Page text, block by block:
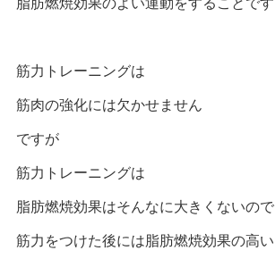
脂肪燃焼効果のよい運動をすることです
筋力トレーニングは
筋肉の強化には欠かせません
ですが
筋力トレーニングは
脂肪燃焼効果はそんなに大きくないので
筋力をつけた後には脂肪燃焼効果の高い